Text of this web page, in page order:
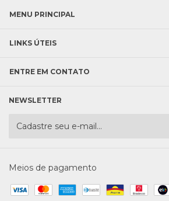
MENU PRINCIPAL
LINKS ÚTEIS
ENTRE EM CONTATO
NEWSLETTER
Meios de pagamento